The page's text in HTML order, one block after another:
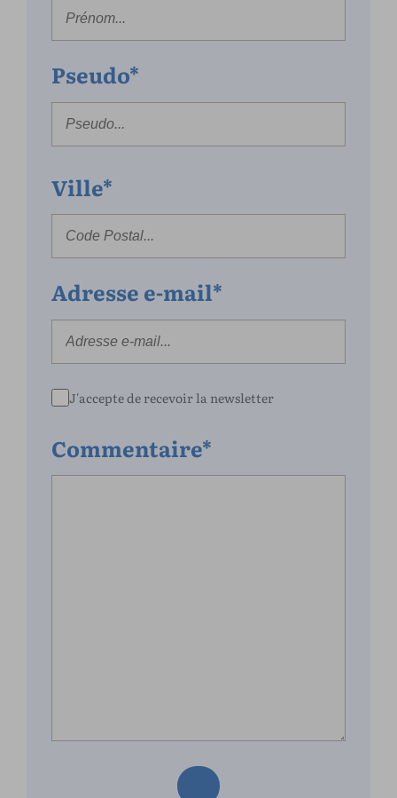
Pseudo*
Ville*
Adresse e-mail*
J'accepte de recevoir la newsletter
Commentaire*